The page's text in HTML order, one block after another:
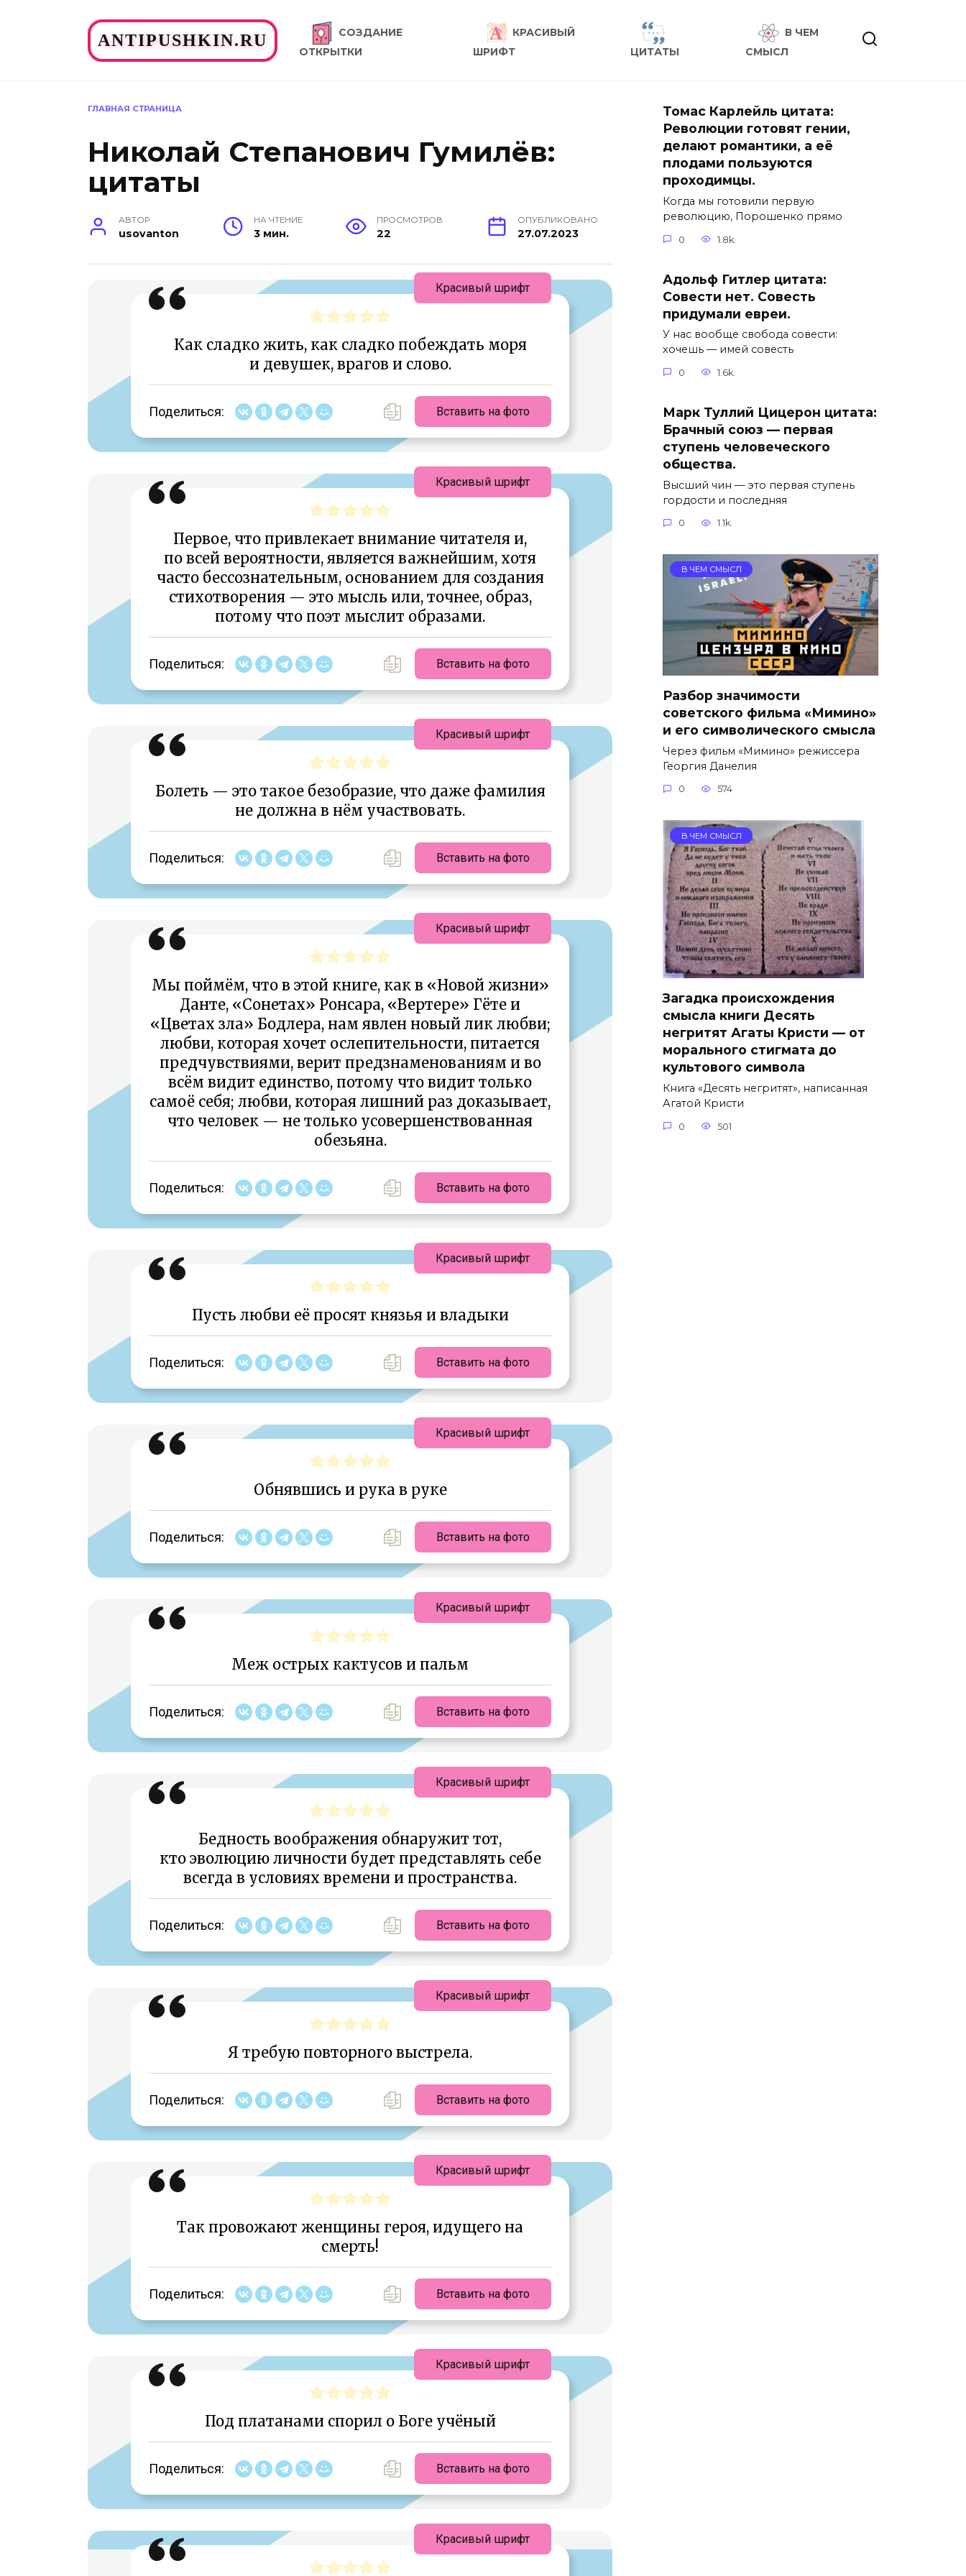
ANTIPUSHKIN.RU
СОЗДАНИЕ
ОТКРЫТКИ
КРАСИВЫЙ
ШРИФТ
ЦИТАТЫ
В ЧЕМ
СМЫСЛ
ГЛАВНАЯ СТРАНИЦА
Николай Степанович Гумилёв:
цитаты
АВТОР
usovanton
НА ЧТЕНИЕ
3 мин.
ПРОСМОТРОВ
22
ОПУБЛИКОВАНО
27.07.2023
Как сладко жить, как сладко побеждать моря
и девушек, врагов и слово.
Поделиться: Вставить на фото
Красивый шрифт
Первое, что привлекает внимание читателя и,
по всей вероятности, является важнейшим, хотя
часто бессознательным, основанием для создания
стихотворения — это мысль или, точнее, образ,
потому что поэт мыслит образами.
Поделиться: Вставить на фото
Красивый шрифт
Болеть — это такое безобразие, что даже фамилия
не должна в нём участвовать.
Поделиться: Вставить на фото
Красивый шрифт
Мы поймём, что в этой книге, как в «Новой жизни»
Данте, «Сонетах» Ронсара, «Вертере» Гёте и
«Цветах зла» Бодлера, нам явлен новый лик любви;
любви, которая хочет ослепительности, питается
предчувствиями, верит предзнаменованиям и во
всём видит единство, потому что видит только
самоё себя; любви, которая лишний раз доказывает,
что человек — не только усовершенствованная
обезьяна.
Поделиться: Вставить на фото
Красивый шрифт
Пусть любви её просят князья и владыки
Поделиться: Вставить на фото
Красивый шрифт
Обнявшись и рука в руке
Поделиться: Вставить на фото
Красивый шрифт
Меж острых кактусов и пальм
Поделиться: Вставить на фото
Красивый шрифт
Бедность воображения обнаружит тот,
кто эволюцию личности будет представлять себе
всегда в условиях времени и пространства.
Поделиться: Вставить на фото
Красивый шрифт
Я требую повторного выстрела.
Поделиться: Вставить на фото
Красивый шрифт
Так провожают женщины героя, идущего на
смерть!
Поделиться: Вставить на фото
Красивый шрифт
Под платанами спорил о Боге учёный
Поделиться: Вставить на фото
Красивый шрифт
Красивый шрифт
Томас Карлейль цитата:
Революции готовят гении,
делают романтики, а её
плодами пользуются
проходимцы.
Когда мы готовили первую
революцию, Порошенко прямо
0 1.8k.
Адольф Гитлер цитата:
Совести нет. Совесть
придумали евреи.
У нас вообще свобода совести:
хочешь — имей совесть
0 1.6k.
Марк Туллий Цицерон цитата:
Брачный союз — первая
ступень человеческого
общества.
Высший чин — это первая ступень
гордости и последняя
0 1.1k.
В ЧЕМ СМЫСЛ
Разбор значимости
советского фильма «Мимино»
и его символического смысла
Через фильм «Мимино» режиссера
Георгия Данелия
0 574
В ЧЕМ СМЫСЛ
Загадка происхождения
смысла книги Десять
негритят Агаты Кристи — от
морального стигмата до
культового символа
Книга «Десять негритят», написанная
Агатой Кристи
0 501